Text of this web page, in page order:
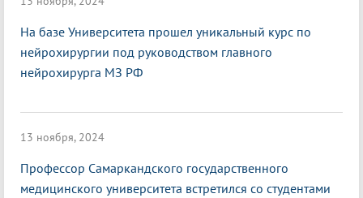
На базе Университета прошел уникальный курс по
нейрохирургии под руководством главного
нейрохирурга МЗ РФ
13 ноября, 2024
Профессор Самаркандского государственного
медицинского университета встретился со студентами